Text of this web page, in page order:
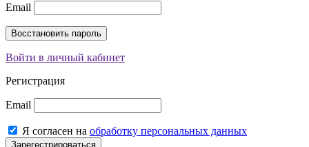
Email
Войти в личный кабинет
Регистрация
Email
Я согласен на обработку персональных данных